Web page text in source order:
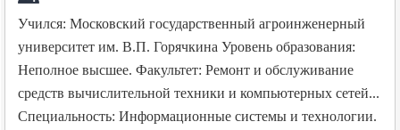
Учился: Московский государственный агроинженерный
университет им. В.П. Горячкина Уровень образования:
Неполное высшее. Факультет: Ремонт и обслуживание
средств вычислительной техники и компьютерных сетей...
Специальность: Информационные системы и технологии.